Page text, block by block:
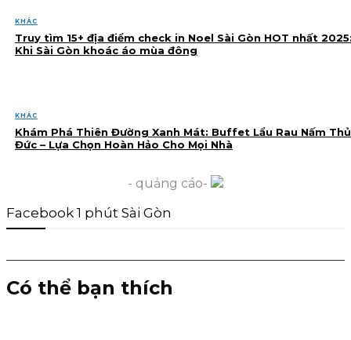
KHÁC
Truy tìm 15+ địa điểm check in Noel Sài Gòn HOT nhất
Khi Sài Gòn khoác áo mùa đông
KHÁC
Khám Phá Thiên Đường Xanh Mát: Buffet Lẩu Rau Nấm Thủ
Đức – Lựa Chọn Hoàn Hảo Cho Mọi Nhà
- quảng cáo-
Facebook 1 phút Sài Gòn
Có thể bạn thích